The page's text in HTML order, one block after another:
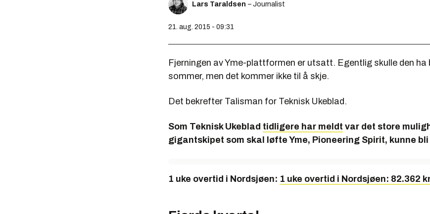
Lars Taraldsen – Journalist
21. aug. 2015 - 09:31
Fjerningen av Yme-plattformen er utsatt. Egentlig skulle den ha
sommer, men det kommer ikke til å skje.
Det bekrefter Talisman for Teknisk Ukeblad.
Som Teknisk Ukeblad tidligere har meldt var det store
gigantskipet som skal løfte Yme, Pioneering Spirit, kunne
1 uke overtid i Nordsjøen: 1 uke overtid i Nordsjøen: 82.362